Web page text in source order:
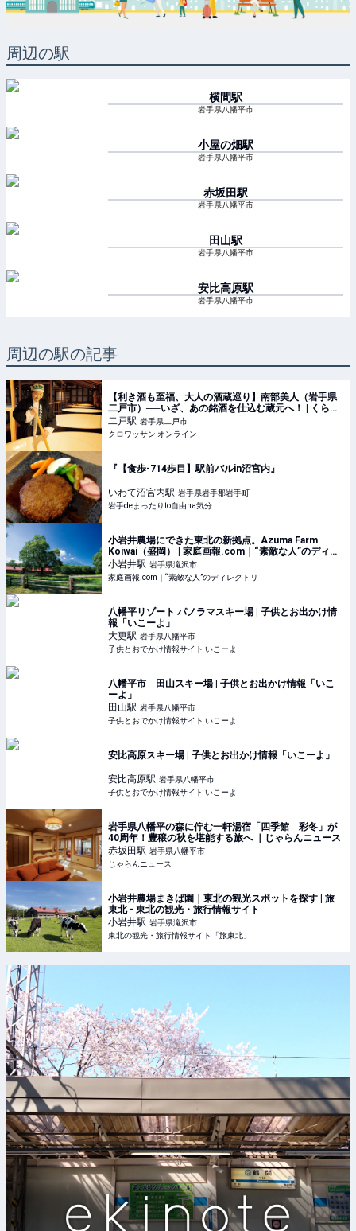
周辺の駅
横間駅
岩手県八幡平市
小屋の畑駅
岩手県八幡平市
赤坂田駅
岩手県八幡平市
田山駅
岩手県八幡平市
安比高原駅
岩手県八幡平市
周辺の駅の記事
【利き酒も至福、大人の酒蔵巡り】南部美人（岩手県
二戸市）──いざ、あの銘酒を仕込む蔵元へ！ | くらし
| クロワッサン オンライン
二戸駅 岩手県二戸市
クロワッサン オンライン
『【食歩-714歩目】駅前バルin沼宮内』
いわて沼宮内駅 岩手県岩手郡岩手町
岩手deまったりto自由na気分
小岩井農場にできた東北の新拠点。Azuma Farm
Koiwai（盛岡） | 家庭画報.com｜“素敵な人”のディレ
クトリ
小岩井駅 岩手県滝沢市
家庭画報.com｜“素敵な人”のディレクトリ
八幡平リゾート パノラマスキー場 | 子供とお出かけ情
報「いこーよ」
大更駅 岩手県八幡平市
子供とおでかけ情報サイト いこーよ
八幡平市 田山スキー場 | 子供とお出かけ情報「いこ
ーよ」
田山駅 岩手県八幡平市
子供とおでかけ情報サイト いこーよ
安比高原スキー場 | 子供とお出かけ情報「いこーよ」
安比高原駅 岩手県八幡平市
子供とおでかけ情報サイト いこーよ
岩手県八幡平の森に佇む一軒湯宿「四季館 彩冬」が
40周年！豊穣の秋を堪能する旅へ ｜じゃらんニュース
赤坂田駅 岩手県八幡平市
じゃらんニュース
小岩井農場まきば園｜東北の観光スポットを探す | 旅
東北 - 東北の観光・旅行情報サイト
小岩井駅 岩手県滝沢市
東北の観光・旅行情報サイト「旅東北」